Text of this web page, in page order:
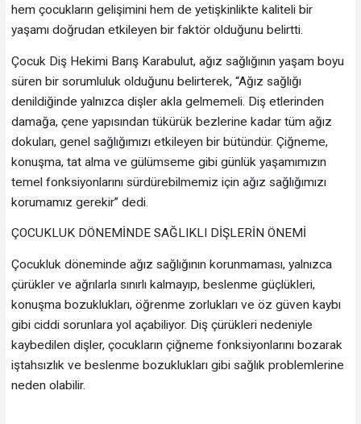
hem çocukların gelişimini hem de yetişkinlikte kaliteli bir
yaşamı doğrudan etkileyen bir faktör olduğunu belirtti.
Çocuk Diş Hekimi Barış Karabulut, ağız sağlığının yaşam boyu
süren bir sorumluluk olduğunu belirterek, “Ağız sağlığı
denildiğinde yalnızca dişler akla gelmemeli. Diş etlerinden
damağa, çene yapısından tükürük bezlerine kadar tüm ağız
dokuları, genel sağlığımızı etkileyen bir bütündür. Çiğneme,
konuşma, tat alma ve gülümseme gibi günlük yaşamımızın
temel fonksiyonlarını sürdürebilmemiz için ağız sağlığımızı
korumamız gerekir” dedi.
ÇOCUKLUK DÖNEMİNDE SAĞLIKLI DİŞLERİN ÖNEMİ
Çocukluk döneminde ağız sağlığının korunmaması, yalnızca
çürükler ve ağrılarla sınırlı kalmayıp, beslenme güçlükleri,
konuşma bozuklukları, öğrenme zorlukları ve öz güven kaybı
gibi ciddi sorunlara yol açabiliyor. Diş çürükleri nedeniyle
kaybedilen dişler, çocukların çiğneme fonksiyonlarını bozarak
iştahsızlık ve beslenme bozuklukları gibi sağlık problemlerine
neden olabilir.